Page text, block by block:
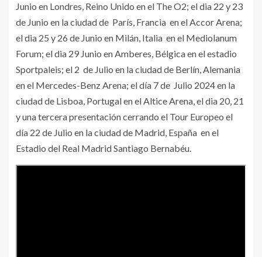
Junio en Londres, Reino Unido en el The O2; el dia 22 y 23
de Junio en la ciudad de París, Francia en el Accor Arena;
el dia 25 y 26 de Junio en Milán, Italia en el Mediolanum
Forum; el dia 29 Junio en Amberes, Bélgica en el estadio
Sportpaleis; el 2 de Julio en la ciudad de Berlín, Alemania
en el Mercedes-Benz Arena; el día 7 de Julio 2024 en la
ciudad de Lisboa, Portugal en el Altice Arena, el dia 20, 21
y una tercera presentación cerrando el Tour Europeo el
día 22 de Julio en la ciudad de Madrid, España en el
Estadio del Real Madrid Santiago Bernabéu.